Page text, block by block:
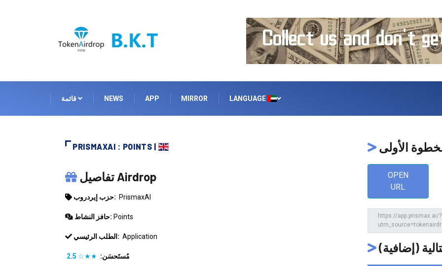
NEWS APP MIRROR LANGUAGE
PRISMAXAI : POINTS |
PRISMAXAI
تفاصيل Airdrop
حزب إيردروب: PrismaxAI
حافز النشاط: Points
الطلب الرئيسي: Application
مُستَحسَن: ★★☆
2.5
الأولى
OPEN
URL
(إضافية)